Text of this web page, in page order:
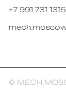
+7 991 731 1315
©